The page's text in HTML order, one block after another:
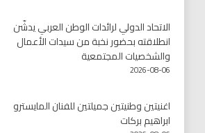
الاتحاد الدولي لرائدات الوطن العربي يدشّن
انطلاقته بحضور نخبة من سيدات الأعمال
والشخصيات المجتمعية
2026-08-06
اغنيتين وطنيتين جميلتين للفنان المايسترو
ابراهيم بركات